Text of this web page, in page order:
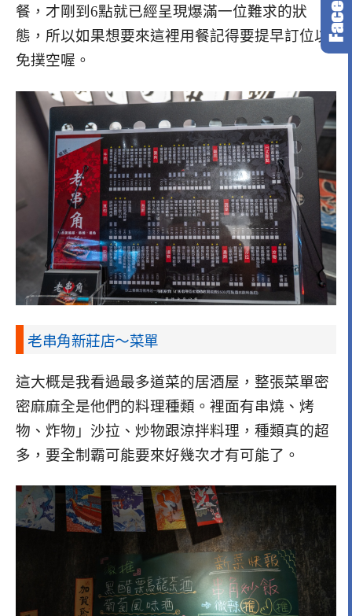
餐，才剛到6點就已經呈現爆滿一位難求的狀
態，所以如果想要來這裡用餐記得要提早訂位以
免撲空喔。
老串角新莊店～菜單
這大概是我看過最多道菜的居酒屋，整張菜單密
密麻麻全是他們的料理種類。裡面有串燒、烤
物、炸物」沙拉、炒物跟涼拌料理，種類真的超
多，要全制霸可能要來好幾次才有可能了。